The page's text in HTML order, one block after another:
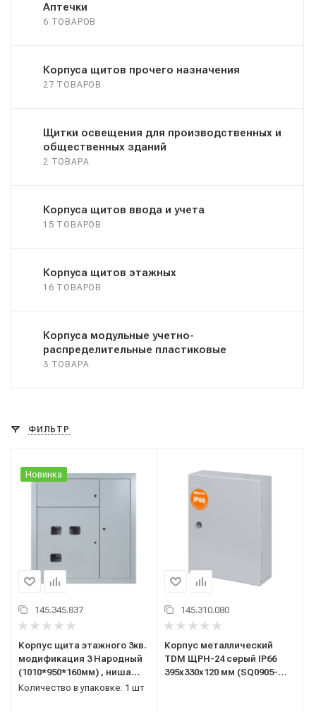
Аптечки
6 ТОВАРОВ
Корпуса щитов прочего назначения
27 ТОВАРОВ
Щитки освещения для производственных и
общественных зданий
2 ТОВАРА
Корпуса щитов ввода и учета
15 ТОВАРОВ
Корпуса щитов этажных
16 ТОВАРОВ
Корпуса модульные учетно-
распределительные пластиковые
3 ТОВАРА
ФИЛЬТР
Новинка
145.345.837
Корпус щита этажного 3кв.
модификация 3 Народный
(1010*950*160мм) , ниша
920*860*140мм TDM
Количество в упаковке: 1 шт
145.310.080
Корпус металлический
TDM ЩРН-24 серый IP66
395х330х120 мм (SQ0905-